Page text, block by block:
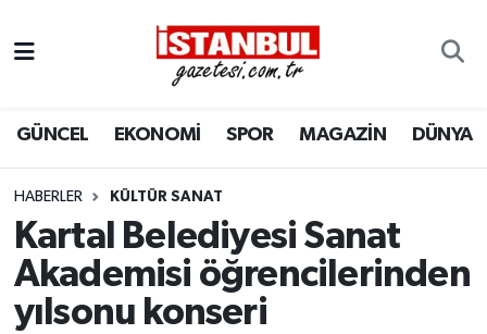
GÜNCEL EKONOMİ SPOR MAGAZİN DÜNYA
HABERLER KÜLTÜR SANAT
Kartal Belediyesi Sanat
Akademisi öğrencilerinden
yılsonu konseri
EKONOMİ
İSTANBUL
DÜNYA
SPOR
Nöbetçi Eczaneler
Hava Durumu
Trafik Durumu
Süper Lig Puan Durumu ve Fikstür
Tüm Manşetler